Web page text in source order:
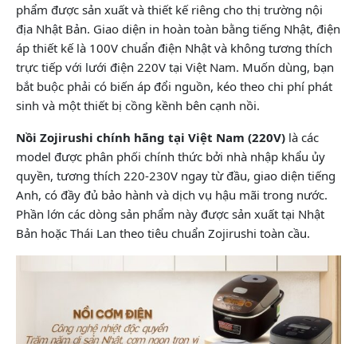
phẩm được sản xuất và thiết kế riêng cho thị trường nội
địa Nhật Bản. Giao diện in hoàn toàn bằng tiếng Nhật, điện
áp thiết kế là 100V chuẩn điện Nhật và không tương thích
trực tiếp với lưới điện 220V tại Việt Nam. Muốn dùng, bạn
bắt buộc phải có biến áp đổi nguồn, kéo theo chi phí phát
sinh và một thiết bị cồng kềnh bên cạnh nồi.
Nồi Zojirushi chính hãng tại Việt Nam (220V) là các
model được phân phối chính thức bởi nhà nhập khẩu ủy
quyền, tương thích 220-230V ngay từ đầu, giao diện tiếng
Anh, có đầy đủ bảo hành và dịch vụ hậu mãi trong nước.
Phần lớn các dòng sản phẩm này được sản xuất tại Nhật
Bản hoặc Thái Lan theo tiêu chuẩn Zojirushi toàn cầu.